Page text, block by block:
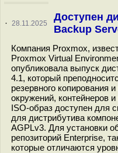
· 28.11.2025
Доступен
Backup
Компания Proxmox,
Proxmox Virtual
опубликовала выпуск
4.1, который
резервного копирования
окружений, контейнеров
ISO-образ доступен для
для дистрибутива
AGPLv3. Для установки
репозиторий Enterprise,
которые отличаются